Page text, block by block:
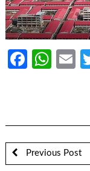
Previous Post